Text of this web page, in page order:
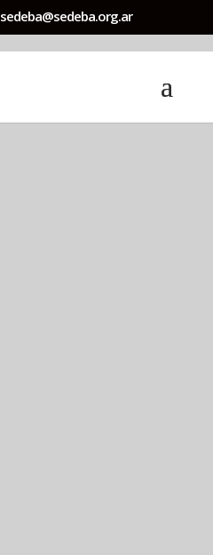
sedeba@sedeba.org.ar